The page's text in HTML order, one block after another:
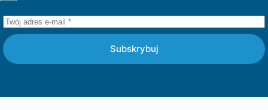
Subskrybuj